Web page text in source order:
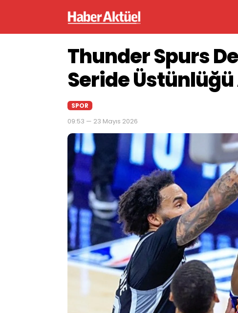
Thunder Spurs
Seride Üstünlüğü
SPOR
09:53 — 23 Mayıs 2026